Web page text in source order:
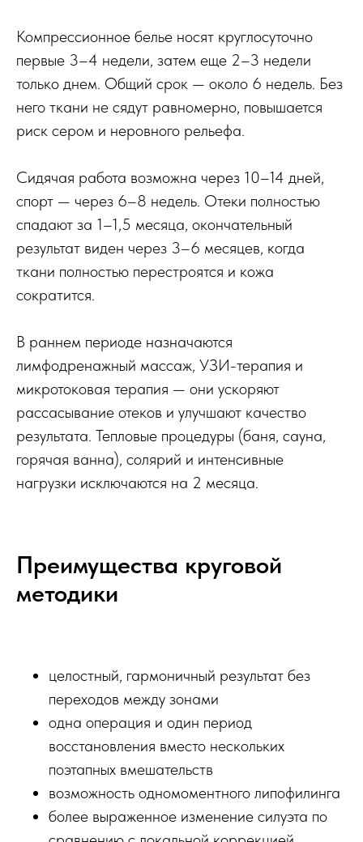
Компрессионное белье носят круглосуточно
первые 3–4 недели, затем еще 2–3 недели
только днем. Общий срок — около 6 недель. Без
него ткани не сядут равномерно, повышается
риск сером и неровного рельефа.
Сидячая работа возможна через 10–14 дней,
спорт — через 6–8 недель. Отеки полностью
спадают за 1–1,5 месяца, окончательный
результат виден через 3–6 месяцев, когда
ткани полностью перестроятся и кожа
сократится.
В раннем периоде назначаются
лимфодренажный массаж, УЗИ-терапия и
микротоковая терапия — они ускоряют
рассасывание отеков и улучшают качество
результата. Тепловые процедуры (баня, сауна,
горячая ванна), солярий и интенсивные
нагрузки исключаются на 2 месяца.
Преимущества круговой
методики
целостный, гармоничный результат без
переходов между зонами
одна операция и один период
восстановления вместо нескольких
поэтапных вмешательств
возможность одномоментного липофилинга
более выраженное изменение силуэта по